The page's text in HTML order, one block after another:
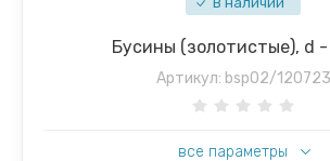
Бусины (золотистые), d
Артикул: bsp02/120723
все параметры